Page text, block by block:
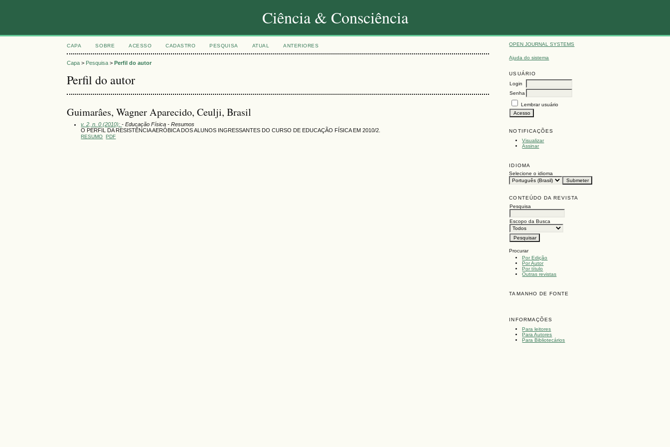
Ciência & Consciência
OPEN JOURNAL SYSTEMS
Ajuda do sistema
USUÁRIO
Login
Senha
Lembrar usuário
NOTIFICAÇÕES
Visualizar
Assinar
IDIOMA
Selecione o idioma
CONTEÚDO DA REVISTA
Pesquisa
Escopo da Busca
Procurar
Por Edição
Por Autor
Por título
Outras revistas
TAMANHO DE FONTE
INFORMAÇÕES
Para leitores
Para Autores
Para Bibliotecários
CAPA SOBRE ACESSO CADASTRO PESQUISA ATUAL ANTERIORES
Capa > Pesquisa >Perfil do autor
Perfil do autor
Guimarâes, Wagner Aparecido, Ceulji, Brasil
v. 2, n. 0 (2010):- Educação Física - Resumos
O PERFIL DA RESISTÊNCIA AERÓBICA DOS ALUNOS INGRESSANTES DO CURSO DE EDUCAÇÃO FÍSICA EM 2010/2.
RESUMO PDF